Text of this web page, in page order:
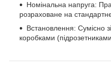
Номінальна напруга:
розраховане на
Встановлення: Сумісно
коробками